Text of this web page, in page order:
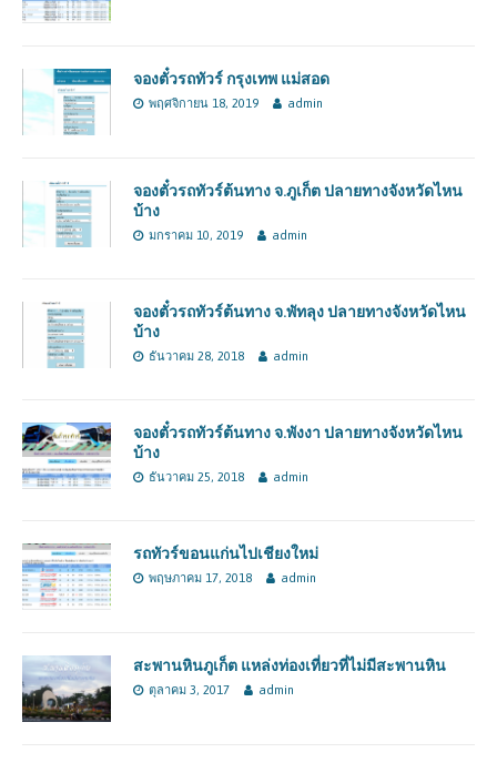
จองตั๋วรถทัวร์ กรุงเทพ แม่สอด
พฤศจิกายน 18, 2019 admin
จองตั๋วรถทัวร์ต้นทาง จ.ภูเก็ต ปลายทางจังหวัดไหน
บ้าง
มกราคม 10, 2019 admin
จองตั๋วรถทัวร์ต้นทาง จ.พัทลุง ปลายทางจังหวัดไหน
บ้าง
ธันวาคม 28, 2018 admin
จองตั๋วรถทัวร์ต้นทาง จ.พังงา ปลายทางจังหวัดไหน
บ้าง
ธันวาคม 25, 2018 admin
รถทัวร์ขอนแก่นไปเชียงใหม่
พฤษภาคม 17, 2018 admin
สะพานหินภูเก็ต แหล่งท่องเที่ยวที่ไม่มีสะพานหิน
ตุลาคม 3, 2017 admin